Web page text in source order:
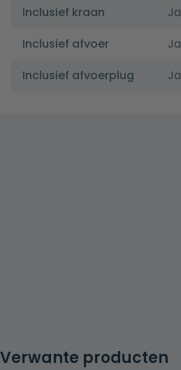
Inclusief kraan
Ja
Inclusief afvoer
Ja
Inclusief afvoerplug
Ja
Verwante producten